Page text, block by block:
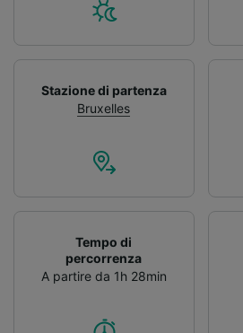
Stazione di partenza
Bruxelles
Tempo di
percorrenza
A partire da 1h 28min